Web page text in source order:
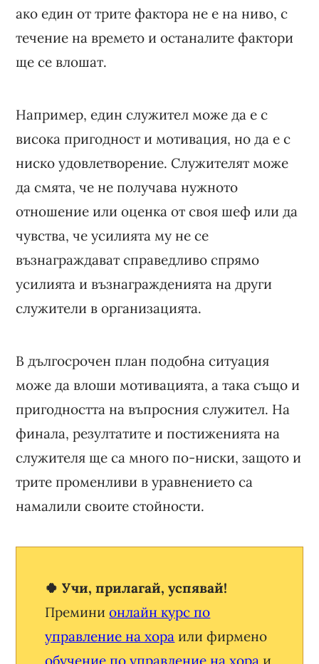
ако един от трите фактора не е на ниво, с
течение на времето и останалите фактори
ще се влошат.
Например, един служител може да е с
висока пригодност и мотивация, но да е с
ниско удовлетворение. Служителят може
да смята, че не получава нужното
отношение или оценка от своя шеф или да
чувства, че усилията му не се
възнаграждават справедливо спрямо
усилията и възнагражденията на други
служители в организацията.
В дългосрочен план подобна ситуация
може да влоши мотивацията, а така също и
пригодността на въпросния служител. На
финала, резултатите и постиженията на
служителя ще са много по-ниски, защото и
трите променливи в уравнението са
намалили своите стойности.
🍀 Учи, прилагай, успявай!
Преминионлайн курс по
управление на хора или фирмено
обучение по управление на хора и